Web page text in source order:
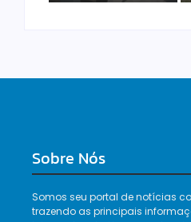
Sobre Nós
Somos seu portal de notícias
trazendo as principais